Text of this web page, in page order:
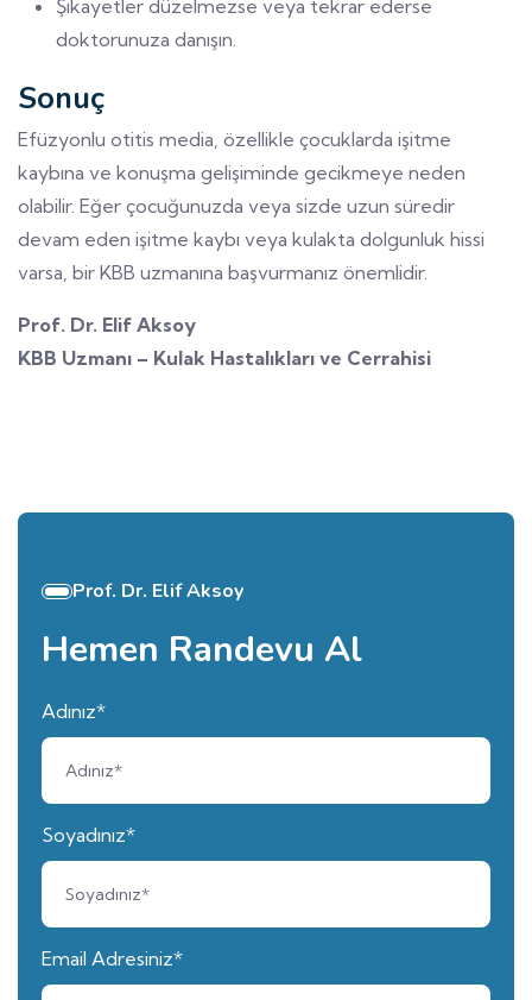
Şikayetler düzelmezse veya tekrar ederse
doktorunuza danışın.
Sonuç
Efüzyonlu otitis media, özellikle çocuklarda işitme
kaybına ve konuşma gelişiminde gecikmeye neden
olabilir. Eğer çocuğunuzda veya sizde uzun süredir
devam eden işitme kaybı veya kulakta dolgunluk hissi
varsa, bir KBB uzmanına başvurmanız önemlidir.
Prof. Dr. Elif Aksoy
KBB Uzmanı – Kulak Hastalıkları ve Cerrahisi
Prof. Dr. Elif Aksoy
Hemen Randevu Al
Adınız*
Soyadınız*
Email Adresiniz*